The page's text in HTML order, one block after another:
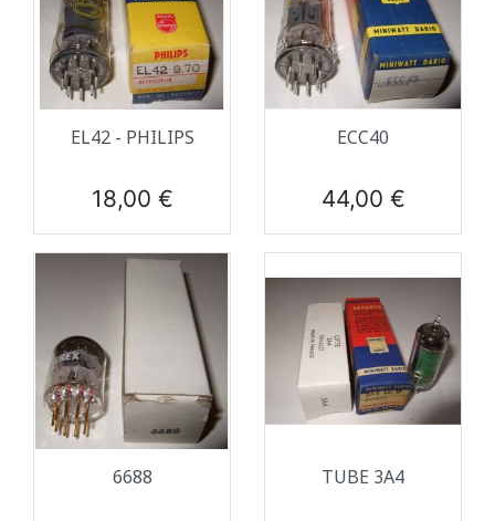
EL42 - PHILIPS
Prix
18,00 €
ECC40
Prix
44,00 €
6688 TUBE 3A4